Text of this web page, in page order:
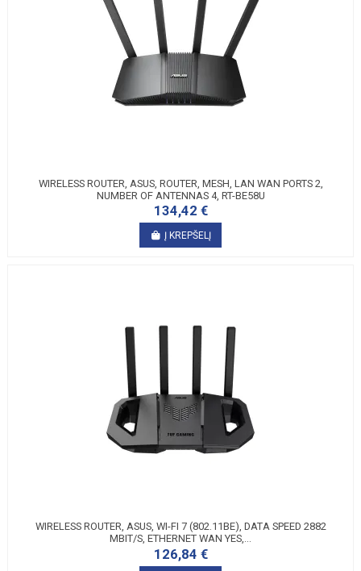
WIRELESS ROUTER, ASUS, ROUTER, MESH, LAN WAN PORTS 2,
NUMBER OF ANTENNAS 4, RT-BE58U
134,42 €
Į KREPŠELĮ
WIRELESS ROUTER, ASUS, WI-FI 7 (802.11BE), DATA SPEED 2882
MBIT/S, ETHERNET WAN YES,...
126,84 €